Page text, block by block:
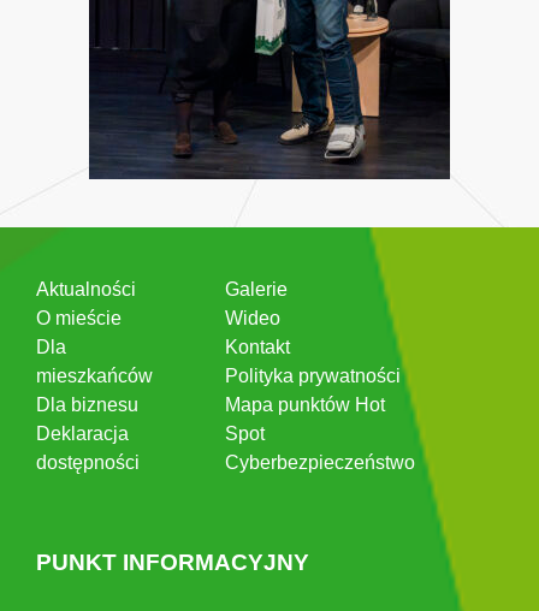
Aktualności
O mieście
Dla
mieszkańców
Dla biznesu
Deklaracja
dostępności
Galerie
Wideo
Kontakt
Polityka prywatności
Mapa punktów Hot
Spot
Cyberbezpieczeństwo
PUNKT INFORMACYJNY